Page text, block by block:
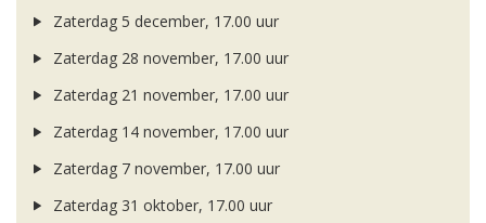
Zaterdag 5 december, 17.00 uur
Zaterdag 28 november, 17.00 uur
Zaterdag 21 november, 17.00 uur
Zaterdag 14 november, 17.00 uur
Zaterdag 7 november, 17.00 uur
Zaterdag 31 oktober, 17.00 uur